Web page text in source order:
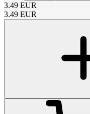
3.49 EUR
3.49 EUR